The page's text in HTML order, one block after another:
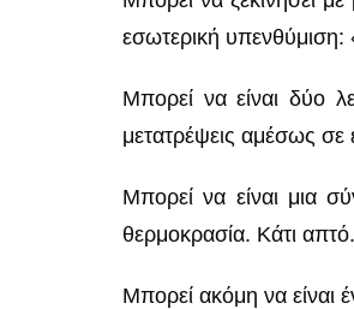
εσωτερική υπενθύμιση:
Μπορεί να είναι δύο
μετατρέψεις αμέσως
Μπορεί να είναι μια
θερμοκρασία. Κάτι απτό.
Μπορεί ακόμη να είναι